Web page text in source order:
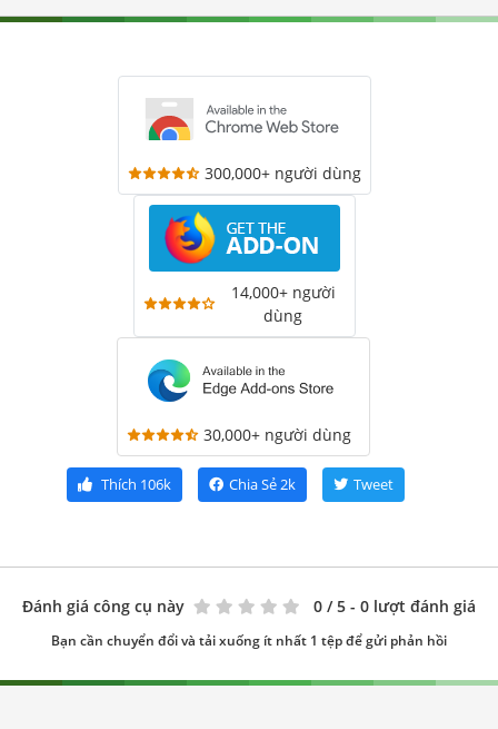
300,000+ người dùng
14,000+ người
dùng
30,000+ người dùng
Thích 106k Chia Sẻ2k Tweet
Đánh giá công cụ này 0 / 5 - 0 lượt đánh giá
Bạn cần chuyển đổi và tải xuống ít nhất 1 tệp để gửi phản hồi